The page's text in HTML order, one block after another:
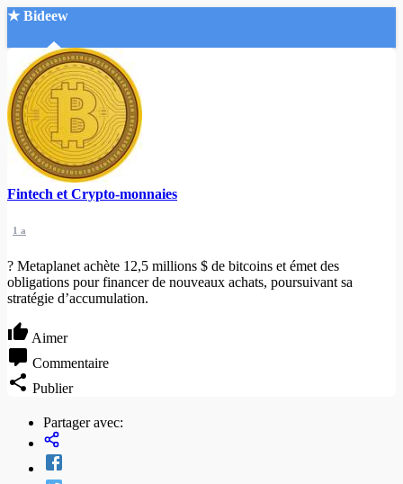
★ Bideew
Accueil
Recherche Avancée
Créer un compte
Mode nuit
Fintech et Crypto-monnaies
1 a
? Metaplanet achète 12,5 millions $ de bitcoins et émet des
obligations pour financer de nouveaux achats, poursuivant sa
stratégie d’accumulation.
Aimer
Commentaire
Publier
Partager avec: